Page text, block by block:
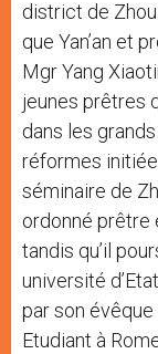
district de
que Yan’an et
Mgr Yang
jeunes prêtres
dans les
réformes
séminaire de
ordonné prêtre
tandis qu’il
université
par son
Etudiant à